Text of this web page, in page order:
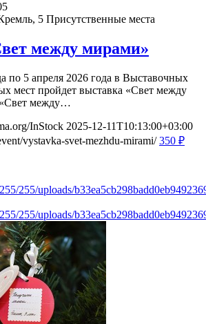
5 Присутственные места
между мирами»
по 5 апреля 2026 года в Выставочных
мест пройдет выставка «Свет между
между…
InStock 2025-12-11T10:13:00+03:00
vystavka-svet-mezhdu-mirami/ 350 ₽
255/uploads/
255/uploads/